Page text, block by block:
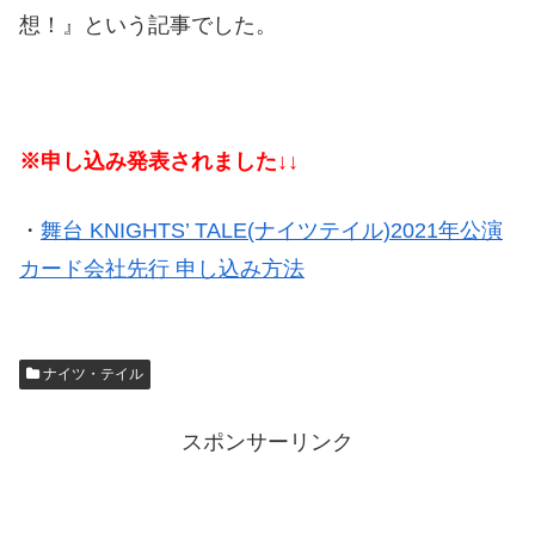
想！』という記事でした。
※申し込み発表されました↓↓
・ 舞台 KNIGHTS’ TALE(ナイツテイル)2021年公演
カード会社先行 申し込み方法
ナイツ・テイル
スポンサーリンク